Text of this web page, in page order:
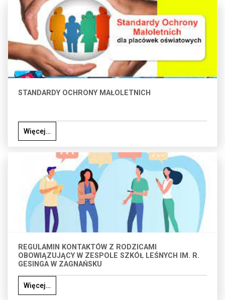
STANDARDY OCHRONY MAŁOLETNICH
Więcej…
REGULAMIN KONTAKTÓW Z RODZICAMI
OBOWIĄZUJĄCY W ZESPOLE SZKÓŁ LEŚNYCH IM. R.
GESINGA W ZAGNAŃSKU
Więcej…